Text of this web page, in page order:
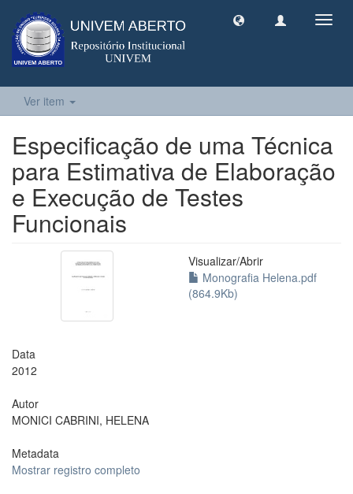
Ver item
Especificação de uma Técnica
para Estimativa de Elaboração
e Execução de Testes
Funcionais
Visualizar/Abrir
Monografia Helena.pdf
(864.9Kb)
Data
2012
Autor
MONICI CABRINI, HELENA
Metadata
Mostrar registro completo